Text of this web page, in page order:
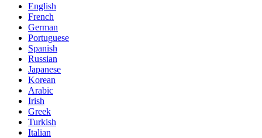
English
French
German
Portuguese
Spanish
Russian
Japanese
Korean
Arabic
Irish
Greek
Turkish
Italian